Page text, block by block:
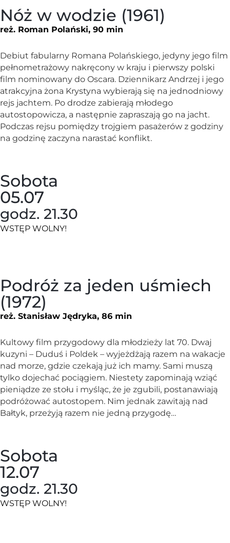
Nóż w wodzie (1961)
reż. Roman Polański, 90 min
Debiut fabularny Romana Polańskiego, jedyny jego film
pełnometrażowy nakręcony w kraju i pierwszy polski
film nominowany do Oscara. Dziennikarz Andrzej i jego
atrakcyjna żona Krystyna wybierają się na jednodniowy
rejs jachtem. Po drodze zabierają młodego
autostopowicza, a następnie zapraszają go na jacht.
Podczas rejsu pomiędzy trojgiem pasażerów z godziny
na godzinę zaczyna narastać konflikt.
Sobota
05.07
godz. 21.30
WSTĘP WOLNY!
Podróż za jeden uśmiech
(1972)
reż. Stanisław Jędryka, 86 min
Kultowy film przygodowy dla młodzieży lat 70. Dwaj
kuzyni – Duduś i Poldek – wyjeżdżają razem na wakacje
nad morze, gdzie czekają już ich mamy. Sami muszą
tylko dojechać pociągiem. Niestety zapominają wziąć
pieniądze ze stołu i myśląc, że je zgubili, postanawiają
podróżować autostopem. Nim jednak zawitają nad
Bałtyk, przeżyją razem nie jedną przygodę…
Sobota
12.07
godz. 21.30
WSTĘP WOLNY!